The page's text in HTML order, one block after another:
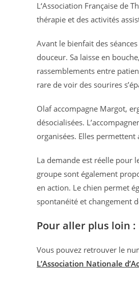
L‘Association Française de
thérapie et des activités
Avant le bienfait des
douceur. Sa laisse en
rassemblements entre
rare de voir des sourires
Olaf accompagne Margot,
désocialisées.
organisées. Elles permettent
La demande est réelle pour
groupe sont également
en action. Le chien permet
spontanéité et changement
Pour aller plus loin :
Vous pouvez retrouver le
L’Association Nationale